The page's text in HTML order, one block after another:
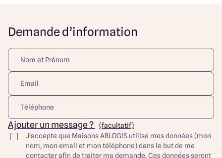
adapté aux enfants, avec des écoles, des parcs et des
Ce projet combine parfaitement l'espace extérieur et des
aménagements intérieurs de qualité, pour une vie
familiale épanouissante. Emplacement privilégié en
milieu urbain, idéal pour les familles en quête de
tranquillité sans renoncer à la proximité de toutes les
commodités.
Une occasion à ne pas manquer pour construire le foyer
de vos rêves !
Découvrez toutes nos offres et réalisations ARLOGIS sur
Demande d’information
Ajouter un message ?
(facultatif)
J'accepte que Maisons ARLOGIS utilise mes données (mon
nom, mon email et mon téléphone) dans le but de me
contacter afin de traiter ma demande. Ces données seront